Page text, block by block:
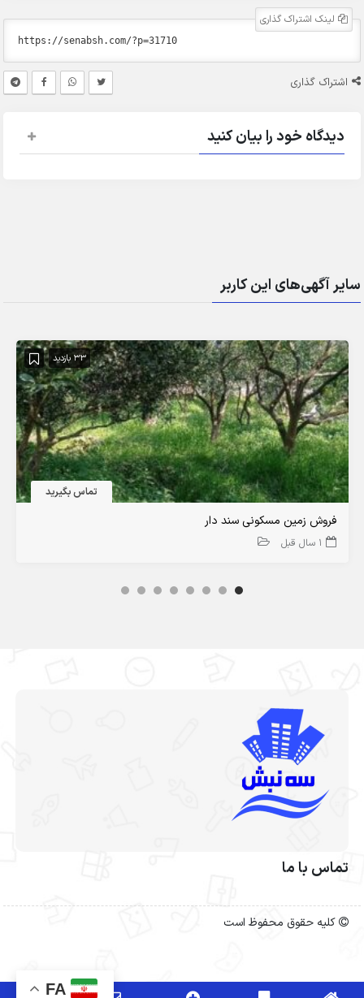
لینک اشتراک گذاری
اشتراک گذاری
دیدگاه خود را بیان کنید
سایر آگهی‌های این کاربر
33 بازدید
تماس بگیرید
فروش زمین مسکونی سند دار
1 سال قبل
تماس با ما
کلیه حقوق محفوظ است
FA